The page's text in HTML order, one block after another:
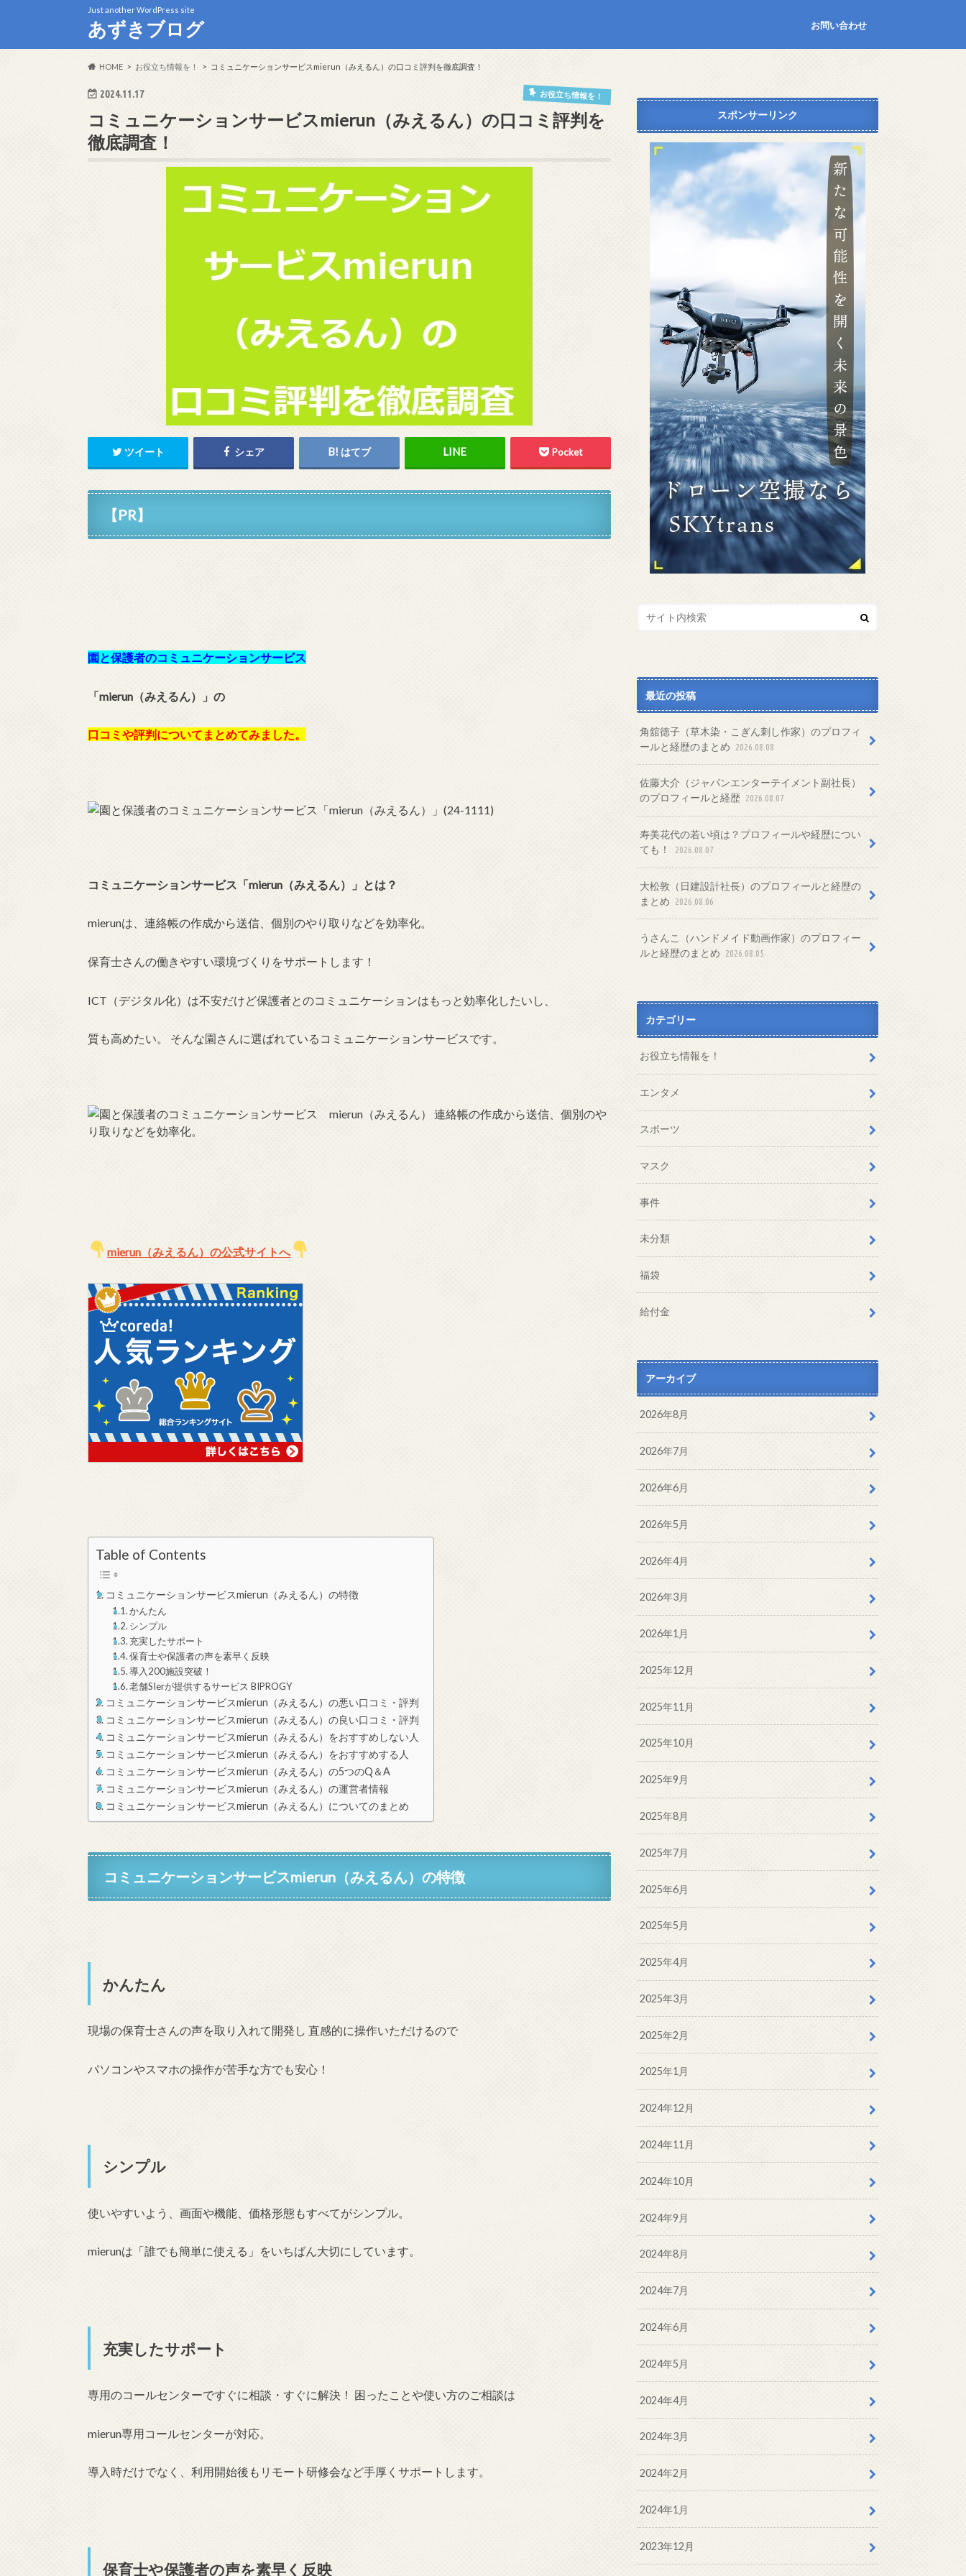
Just another WordPress site
あずきブログ お問い合わせ
HOME お役立ち情報を！ コミュニケーションサービスmierun（みえるん）の口コミ評判を徹底調査！
2024.11.17 お役立ち情報を！
コミュニケーションサービスmierun（みえるん）の口コミ評判を
徹底調査！
ツイート シェア はてブ Pocket
【PR】
園と保護者のコミュニケーションサービス
「mierun（みえるん）」の
口コミや評判についてまとめてみました。
コミュニケーションサービス「mierun（みえるん）」とは？
mierunは、連絡帳の作成から送信、個別のやり取りなどを効率化。
保育士さんの働きやすい環境づくりをサポートします！
ICT（デジタル化）は不安だけど保護者とのコミュニケーションはもっと効率化したいし、
質も高めたい。 そんな園さんに選ばれているコミュニケーションサービスです。
mierun（みえるん）の公式サイトへ
Table of Contents
コミュニケーションサービスmierun（みえるん）の特徴
かんたん
シンプル
充実したサポート
保育士や保護者の声を素早く反映
導入200施設突破！
老舗SIerが提供するサービス BIPROGY
コミュニケーションサービスmierun（みえるん）の悪い口コミ・評判
コミュニケーションサービスmierun（みえるん）の良い口コミ・評判
コミュニケーションサービスmierun（みえるん）をおすすめしない人
コミュニケーションサービスmierun（みえるん）をおすすめする人
コミュニケーションサービスmierun（みえるん）の5つのQ＆A
コミュニケーションサービスmierun（みえるん）の運営者情報
コミュニケーションサービスmierun（みえるん）についてのまとめ
コミュニケーションサービスmierun（みえるん） の特徴
かんたん
現場の保育士さんの声を取り入れて開発し 直感的に操作いただけるので
パソコンやスマホの操作が苦手な方でも安心！
シンプル
使いやすいよう、画面や機能、価格形態もすべてがシンプル。
mierunは「誰でも簡単に使える」をいちばん大切にしています。
充実したサポート
専用のコールセンターですぐに相談・すぐに解決！ 困ったことや使い方のご相談は
mierun専用コールセンターが対応。
導入時だけでなく、利用開始後もリモート研修会など手厚くサポートします。
保育士や保護者の声を素早く反映
スポンサーリンク
最近の投稿
角舘徳子（草木染・こぎん刺し作家）のプロフィ
ールと経歴のまとめ
2026.08.08
佐藤大介（ジャパンエンターテイメント副社長）
のプロフィールと経歴 2026.08.07
寿美花代の若い頃は？プロフィールや経歴につい
ても！
2026.08.07
大松敦（日建設計社長）のプロフィールと経歴の
まとめ
2026.08.06
うさんこ（ハンドメイド動画作家）のプロフィー
ルと経歴のまとめ
2026.08.05
カテゴリー
お役立ち情報を！
エンタメ
スポーツ
マスク
事件
未分類
福袋
給付金
アーカイブ
2026年8月
2026年7月
2026年6月
2026年5月
2026年4月
2026年3月
2026年1月
2025年12月
2025年11月
2025年10月
2025年9月
2025年8月
2025年7月
2025年6月
2025年5月
2025年4月
2025年3月
2025年2月
2025年1月
2024年12月
2024年11月
2024年10月
2024年9月
2024年8月
2024年7月
2024年6月
2024年5月
2024年4月
2024年3月
2024年2月
2024年1月
2023年12月